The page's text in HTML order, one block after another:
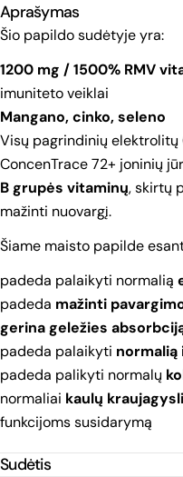
Aprašymas
Šio papildo sudėtyje yra:
1200 mg / 1500% RMV
imuniteto veiklai
Mangano, cinko, seleno
Visų pagrindinių elektrolitų
ConcenTrace 72+ joninių
B grupės vitaminų, skirtų
mažinti nuovargį.
Šiame maisto papilde
padeda palaikyti normalią
padeda mažinti
gerina geležies
padeda palaikyti normalią
padeda palikyti normalų
normaliai kaulų
funkcijoms susidarymą
Sudėtis